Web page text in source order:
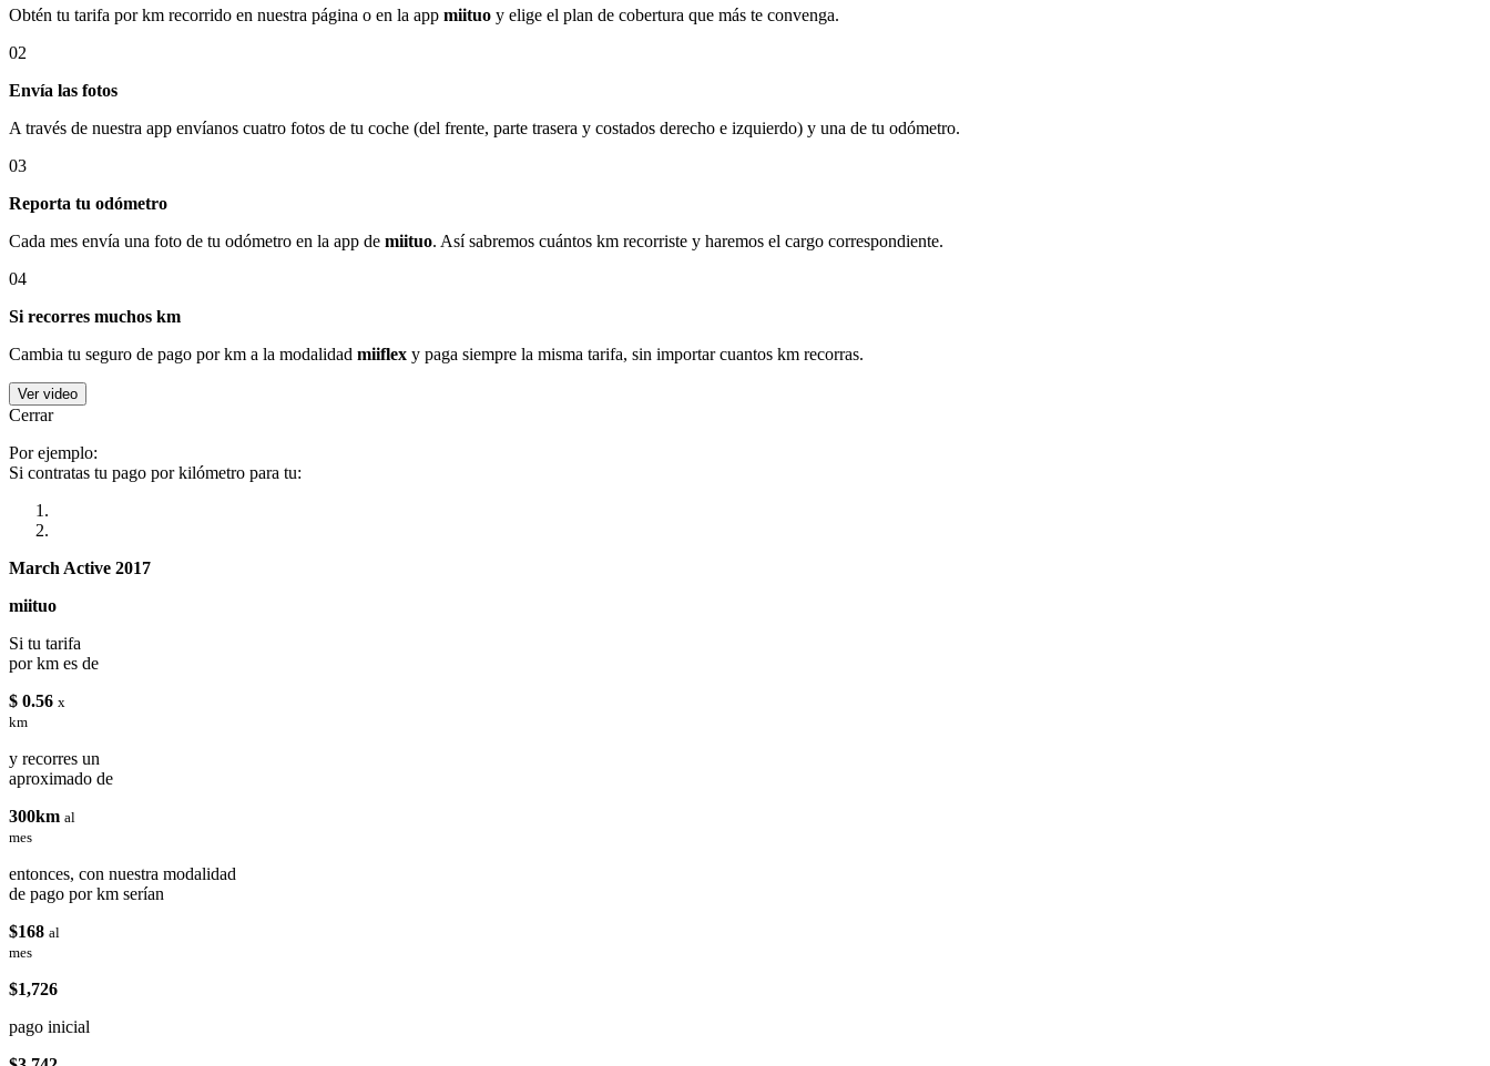
Obtén tu tarifa por km recorrido en nuestra página o en la app miituo y elige el plan de cobertura que más te convenga.
02
Envía las fotos
A través de nuestra app envíanos cuatro fotos de tu coche (del frente, parte trasera y costados derecho e izquierdo) y una de tu odómetro.
03
Reporta tu odómetro
Cada mes envía una foto de tu odómetro en la app de miituo. Así sabremos cuántos km recorriste y haremos el cargo correspondiente.
04
Si recorres muchos km
Cambia tu seguro de pago por km a la modalidad miiflex y paga siempre la misma tarifa, sin importar cuantos km recorras.
Ver video
Cerrar
Por ejemplo:
Si contratas tu pago por kilómetro para tu:
March Active 2017
miituo
Si tu tarifa
por km es de
$ 0.56 x
km
y recorres un
aproximado de
300km al
mes
entonces, con nuestra modalidad
de pago por km serían
$168 al
mes
$1,726
pago inicial